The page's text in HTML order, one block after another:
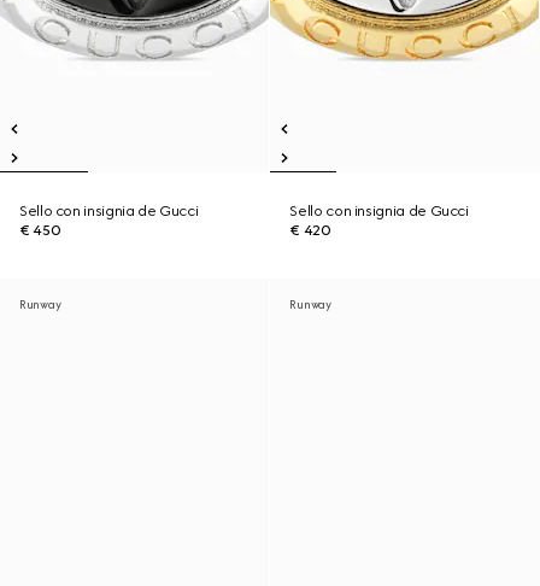
Sello con insignia de Gucci
€ 450
Sello con insignia de Gucci
€ 420
Runway Runway